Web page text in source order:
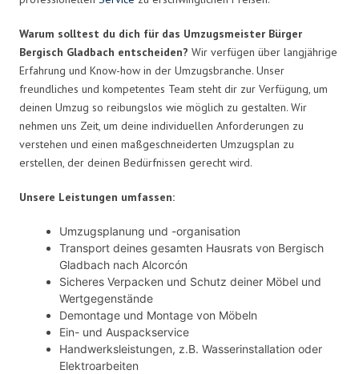
Warum solltest du dich für das Umzugsmeister Bürger
Bergisch Gladbach entscheiden? Wir verfügen über langjährige
Erfahrung und Know-how in der Umzugsbranche. Unser
freundliches und kompetentes Team steht dir zur Verfügung, um
deinen Umzug so reibungslos wie möglich zu gestalten. Wir
nehmen uns Zeit, um deine individuellen Anforderungen zu
verstehen und einen maßgeschneiderten Umzugsplan zu
erstellen, der deinen Bedürfnissen gerecht wird.
Unsere Leistungen umfassen:
Umzugsplanung und -organisation
Transport deines gesamten Hausrats von Bergisch
Gladbach nach Alcorcón
Sicheres Verpacken und Schutz deiner Möbel und
Wertgegenstände
Demontage und Montage von Möbeln
Ein- und Auspackservice
Handwerksleistungen, z.B. Wasserinstallation oder
Elektroarbeiten